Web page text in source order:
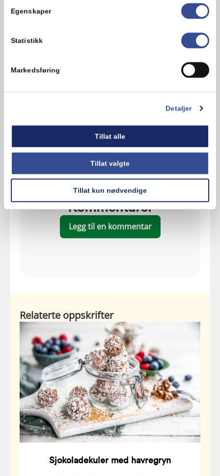
Egenskaper
Statistikk
Markedsføring
Detaljer
Tillat alle
Tillat valgte
Tillat kun nødvendige
Kommentarer
Legg til en kommentar
Relaterte oppskrifter
Sjokoladekuler med havregryn